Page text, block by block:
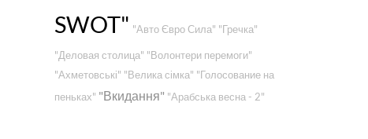
SWOT" "Авто Євро Сила" "Гречка"
"Деловая столица" "Волонтери перемоги"
"Ахметовські" "Велика сімка" "Голосование на
пеньках" "Вкидання" "Арабська весна - 2"